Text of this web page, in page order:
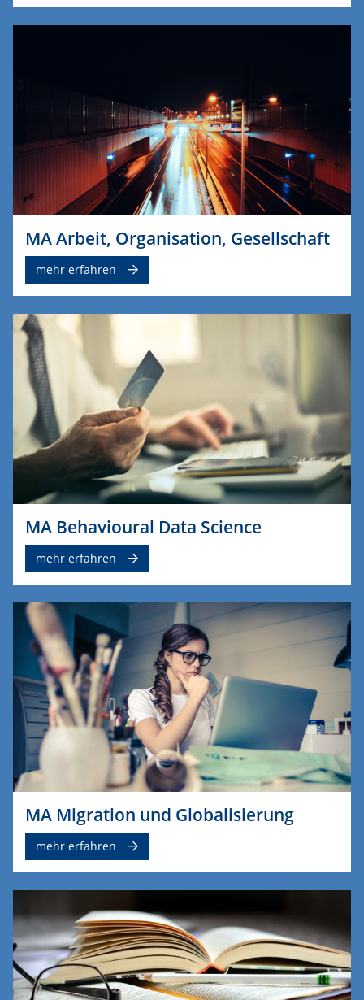
MA Arbeit, Organisation, Gesellschaft
mehr erfahren
MA Behavioural Data Science
mehr erfahren
MA Migration und Globalisierung
mehr erfahren